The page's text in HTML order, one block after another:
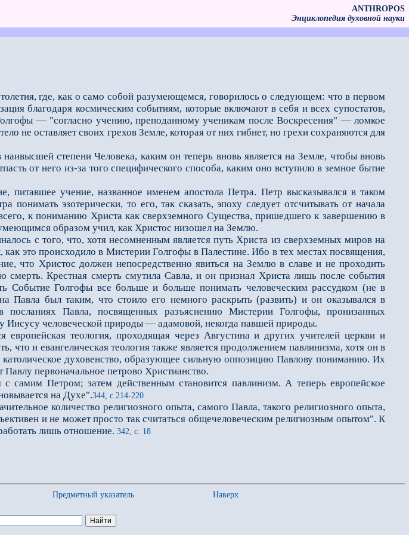
ANTHROPOS
Энциклопедия духовной науки
где, как о само собой разумеющемся, говорилось о следующем: что в первом
благодаря космическим событиям, которые включают в себя и всех супостатов,
— "согласно учению, преподанному ученикам после Воскресения" — ломкое
не оставляет своих грехов Земле, которая от них гибнет, но грехи сохраняются для
степени Человека, каким он теперь вновь является на Земле, чтобы вновь
от него из-за того специфического способа, каким оно вступило в земное бытие
учение, названное именем апостола Петра. Петр высказывался в таком
понимать эзотерически, то его, так сказать, эпоху следует отсчитывать от начала
к пониманию Христа как сверхземного Существа, пришедшего к завершению в
образом учил, как Христос низошел на Землю.
с того, что, хотя несомненным является путь Христа из сверхземных миров на
это происходило в Мистерии Голгофы в Палестине. Ибо в тех местах посвящения,
что Христос должен непосредственно явиться на Землю в славе и не проходить
смерть. Крестная смерть смутила Савла, и он признал Христа лишь после события
Событие Голгофы все больше и больше понимать человеческим рассудком (не в
Павла был таким, что стоило его немного раскрыть (развить) и он оказывался в
Павла, посвященных разъяснению Мистерии Голгофы, пронизанных
человеческой природы — адамовой, некогда павшей природы.
теология, проходящая через Августина и других учителей церкви и
и евангелическая теология также является продолжением павлинизма, хотя он в
духовенство, образующее сильную оппозицию Павлову пониманию. Их
первоначальное петрово Христианство.
Петром; затем действенным становится павлинизм. А теперь европейское
на Духе".344, с.214-220
количество религиозного опыта, самого Павла, такого религиозного опыта,
и не может просто так считаться общечеловеческим религиозным опытом". К
лишь отношение. 342, с. 18
Предметный указатель
Наверх